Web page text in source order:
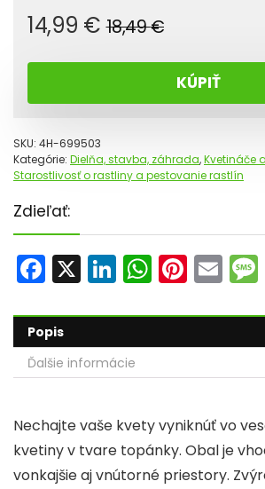
18,49€Pôvodná
bola:
18,49 €.
14,99 €
Aktuálna
je:
14,99 €.
KÚPIŤ
SKU: 4H-699503
Kategórie: Dielňa, stavba, záhrada,Kvetináče
Starostlivosť o rastliny a pestovanie rastlín
Zdieľať:
F
a
c
e
b
o
o
k
X Li
n
k
e
dI
n
W
h
a
ts
A
p
Pi
nt
er
e
st
E
m
ai
l
Popis
Ďalšie informácie
Nechajte vaše kvety vyniknúť vo
kvetiny v tvare topánky. Obal je
vonkajšie aj vnútorné priestory.